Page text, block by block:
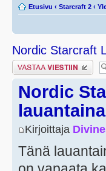
Etusivu ‹ Starcraft 2 ‹
Nordic Starcraft
Lähetä vastaus
Nordic
Kirjoittaja
Tänä